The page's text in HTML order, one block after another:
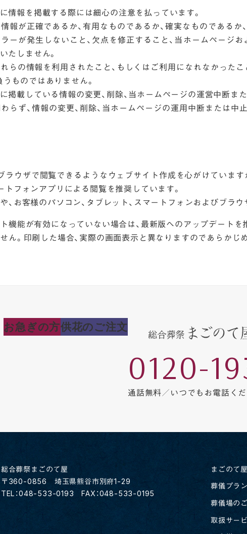
情報を掲載する際には細心の注意を払っています。
報が正確であるか、有用なものであるか、確実なものである
ーが発生しないこと、欠点を修正すること、当ホームページ
たしません。
らの情報を利用されたこと、もしくはご利用になれなかった
ものではありません。
掲載している情報の変更、削除、当ホームページの運営中断ま
らず、情報の変更、削除、当ホームページの運用中断または
ラウザで閲覧できるようなウェブサイト作成を心がけていま
トフォンアプリによる閲覧を推奨しています。
、お客様のパソコン、タブレット、スマートフォンおよびブラ
能が有効になっていない場合は、最新版へのアップデートを
。印刷した場合、実際の画面表示と異なりますのであらかじ
お急ぎの方供花のご注文
0120-
通話無料／いつでもお電話く
総合葬祭まごのて屋
〒360-0856 埼玉県熊谷市別府1-29
TEL：048-533-0193 FAX：048-533-0195
まごのて
葬儀プラン
葬儀場の
取扱サー